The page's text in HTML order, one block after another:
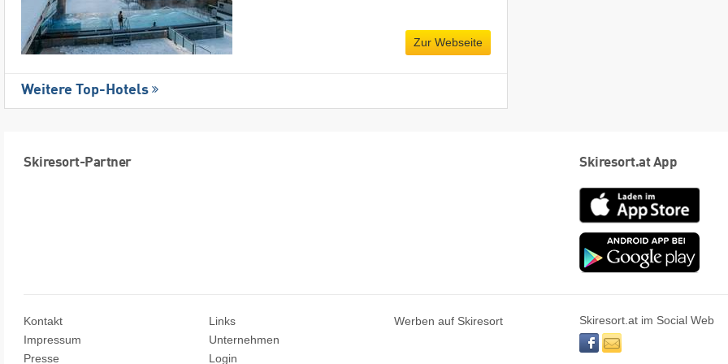
Zur Webseite
Weitere Top-Hotels
Skiresort-Partner Skiresort.at App
App
Store
Kontakt
Impressum
Presse
Links
Unternehmen
Login
Werben auf Skiresort
Skiresort.at im Social Web
facebooknewsletter